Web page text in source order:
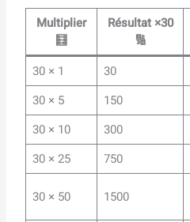
Multiplier
🧮
Résultat ×30
🔢
30 × 1 30
30 × 5
150
30 × 10
300
30 × 25
750
30 × 50 1500